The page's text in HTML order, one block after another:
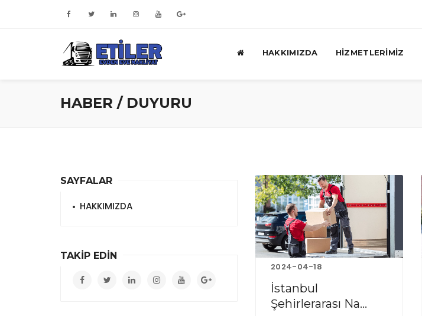
HAKKIMIZDA HİZMETLERİMİZ
HABER / DUYURU
2024-04-18
İstanbul
Şehirlerarası Na...
SAYFALAR
HAKKIMIZDA
TAKİP EDİN